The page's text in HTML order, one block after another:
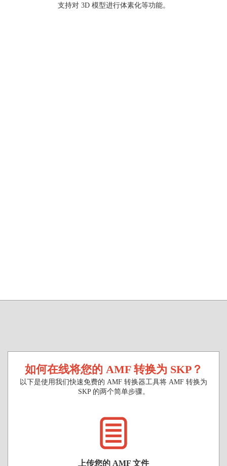
支持对 3D 模型进行体素化等功能。
如何在线将您的 AMF 转换为 SKP？
以下是使用我们快速免费的 AMF 转换器工具将 AMF 转换为
SKP 的两个简单步骤。
上传您的 AMF 文件